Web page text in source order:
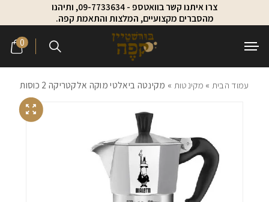
Skip to Content
Contact Us
צרו איתנו קשר בוואטספ - 09-7733634, ותיהנו
מהסברים מקצועיים, המלצות והתאמת קפה.
0
עמוד הבית » מקינטות » מקינטה ביאלטי מוקה אלקטריקה 2 כוסות